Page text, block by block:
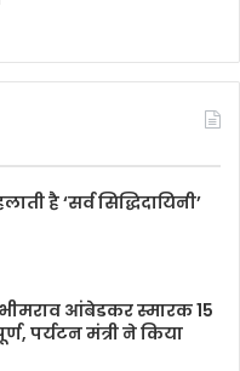
है ‘सर्व सिद्धिदायिनी’
आंबेडकर स्मारक 15
पर्यटन मंत्री ने किया